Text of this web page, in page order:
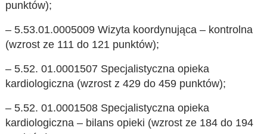
punktów);
– 5.53.01.0005009 Wizyta koordynująca – kontrolna
(wzrost ze 111 do 121 punktów);
– 5.52. 01.0001507 Specjalistyczna opieka
kardiologiczna (wzrost z 429 do 459 punktów);
– 5.52. 01.0001508 Specjalistyczna opieka
kardiologiczna – bilans opieki (wzrost ze 184 do 194